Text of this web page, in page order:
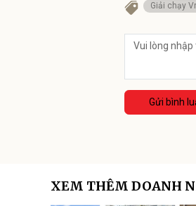
Giải chạy
Gửi bình
XEM THÊM DOANH